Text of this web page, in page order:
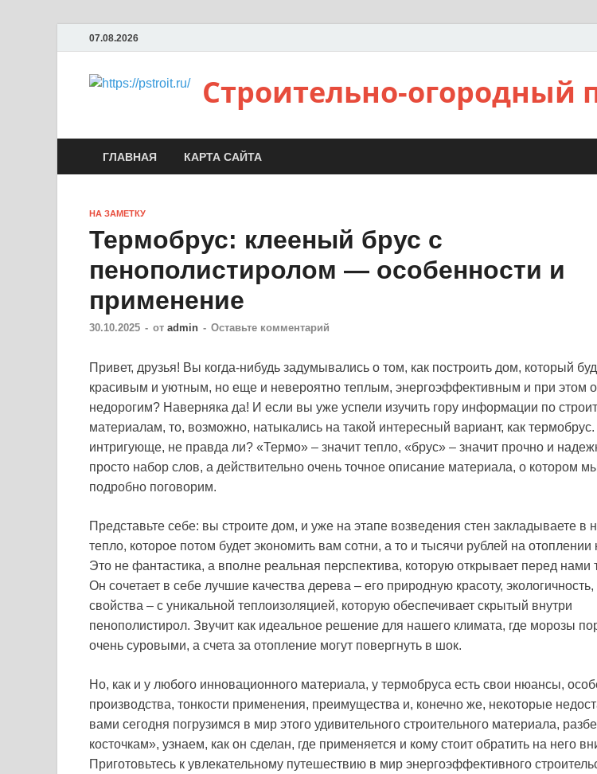
07.08.2026
Строительно-огородный
ГЛАВНАЯ КАРТА САЙТА
НА ЗАМЕТКУ
Термобрус: клееный брус с
пенополистиролом — особенности и
применение
30.10.2025 - от admin - Оставьте комментарий
Привет, друзья! Вы когда-нибудь задумывались о том, как построить дом, который
красивым и уютным, но еще и невероятно теплым, энергоэффективным и при этом
недорогим? Наверняка да! И если вы уже успели изучить гору информации по
материалам, то, возможно, натыкались на такой интересный вариант, как термобрус.
интригующе, не правда ли? «Термо» – значит тепло, «брус» – значит прочно и
просто набор слов, а действительно очень точное описание материала, о котором
подробно поговорим.
Представьте себе: вы строите дом, и уже на этапе возведения стен закладываете в
тепло, которое потом будет экономить вам сотни, а то и тысячи рублей на отоплении
Это не фантастика, а вполне реальная перспектива, которую открывает перед нами
Он сочетает в себе лучшие качества дерева – его природную красоту,
свойства – с уникальной теплоизоляцией, которую обеспечивает скрытый внутри
пенополистирол. Звучит как идеальное решение для нашего климата, где морозы
очень суровыми, а счета за отопление могут повергнуть в шок.
Но, как и у любого инновационного материала, у термобруса есть свои нюансы,
производства, тонкости применения, преимущества и, конечно же, некоторые
вами сегодня погрузимся в мир этого удивительного строительного материала,
косточкам», узнаем, как он сделан, где применяется и кому стоит обратить на него
Приготовьтесь к увлекательному путешествию в мир энергоэффективного